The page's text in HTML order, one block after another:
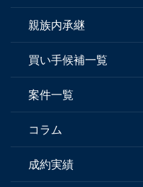
親族内承継
買い手候補一覧
案件一覧
コラム
成約実績